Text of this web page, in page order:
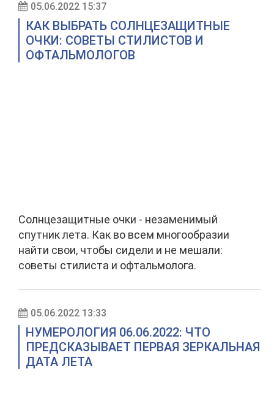
05.06.2022 15:37
КАК ВЫБРАТЬ СОЛНЦЕЗАЩИТНЫЕ
ОЧКИ: СОВЕТЫ СТИЛИСТОВ И
ОФТАЛЬМОЛОГОВ
Солнцезащитные очки - незаменимый
спутник лета. Как во всем многообразии
найти свои, чтобы сидели и не мешали:
советы стилиста и офтальмолога.
05.06.2022 13:33
НУМЕРОЛОГИЯ 06.06.2022: ЧТО
ПРЕДСКАЗЫВАЕТ ПЕРВАЯ ЗЕРКАЛЬНАЯ
ДАТА ЛЕТА